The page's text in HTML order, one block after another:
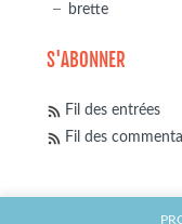
brette
S'ABONNER
Fil des entrées
Fil des